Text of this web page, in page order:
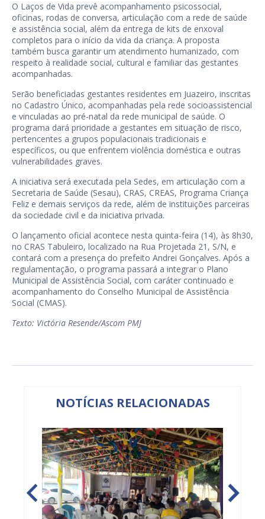
O Laços de Vida prevê acompanhamento psicossocial,
oficinas, rodas de conversa, articulação com a rede de saúde
e assistência social, além da entrega de kits de enxoval
completos para o início da vida da criança. A proposta
também busca garantir um atendimento humanizado, com
respeito à realidade social, cultural e familiar das gestantes
acompanhadas.
Serão beneficiadas gestantes residentes em Juazeiro, inscritas
no Cadastro Único, acompanhadas pela rede socioassistencial
e vinculadas ao pré-natal da rede municipal de saúde. O
programa dará prioridade a gestantes em situação de risco,
pertencentes a grupos populacionais tradicionais e
específicos, ou que enfrentem violência doméstica e outras
vulnerabilidades graves.
A iniciativa será executada pela Sedes, em articulação com a
Secretaria de Saúde (Sesau), CRAS, CREAS, Programa Criança
Feliz e demais serviços da rede, além de instituições parceiras
da sociedade civil e da iniciativa privada.
O lançamento oficial acontece nesta quinta-feira (14), às 8h30,
no CRAS Tabuleiro, localizado na Rua Projetada 21, S/N, e
contará com a presença do prefeito Andrei Gonçalves. Após a
regulamentação, o programa passará a integrar o Plano
Municipal de Assistência Social, com caráter continuado e
acompanhamento do Conselho Municipal de Assistência
Social (CMAS).
Texto: Victória Resende/Ascom PMJ
NOTÍCIAS RELACIONADAS